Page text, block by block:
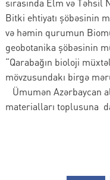
sırasında Elm və Təhsil
Bitki ehtiyatı şöbəsinin
və həmin qurumun
geobotanika şöbəsinin
“Qarabağın bioloji
mövzusundakı birgə
Ümumən Azərbaycan
materialları toplusuna